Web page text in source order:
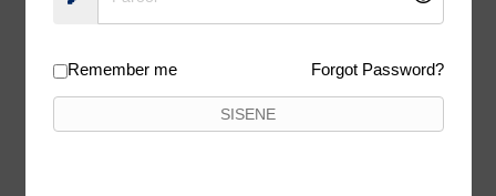
12%
Remember me Forgot Password?
SISENE